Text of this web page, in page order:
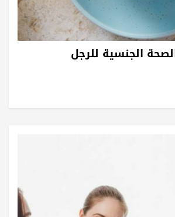
الجنسية للرجل